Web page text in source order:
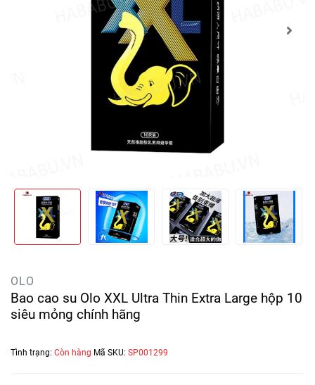
OLO
Bao cao su Olo XXL Ultra Thin Extra Large hộp 10
siêu mỏng chính hãng
Tình trạng: Còn hàng Mã SKU: SP001299